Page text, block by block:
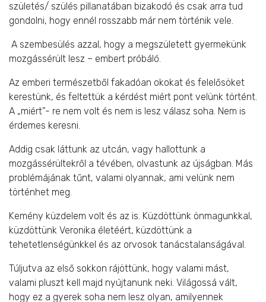
születés/ szülés pillanatában bizakodó és csak arra tud
gondolni, hogy ennél rosszabb már nem történik vele.
A szembesülés azzal, hogy a megszületett gyermekünk
mozgássérült lesz – embert próbáló.
Az emberi természetből fakadóan okokat és felelősöket
kerestünk, és feltettük a kérdést miért pont velünk történt.
A „miért”- re nem volt és nem is lesz válasz soha. Nem is
érdemes keresni.
Addig csak láttunk az utcán, vagy hallottunk a
mozgássérültekről a tévében, olvastunk az újságban. Más
problémájának tűnt, valami olyannak, ami velünk nem
történhet meg.
Kemény küzdelem volt és az is. Küzdöttünk önmagunkkal,
küzdöttünk Veronika életéért, küzdöttünk a
tehetetlenségünkkel és az orvosok tanácstalanságával.
Túljutva az első sokkon rájöttünk, hogy valami mást,
valami pluszt kell majd nyújtanunk neki. Világossá vált,
hogy ez a gyerek soha nem lesz olyan, amilyennek